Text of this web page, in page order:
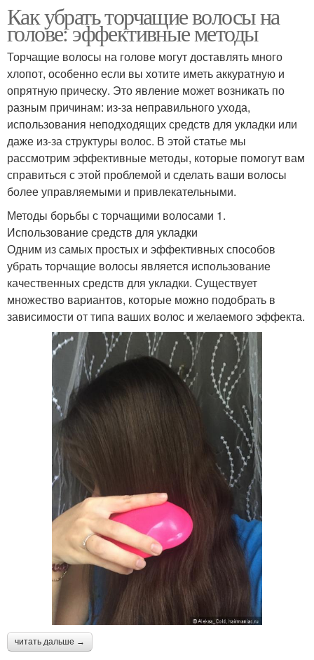
Как убрать торчащие волосы на
голове: эффективные методы
Торчащие волосы на голове могут доставлять много
хлопот, особенно если вы хотите иметь аккуратную и
опрятную прическу. Это явление может возникать по
разным причинам: из-за неправильного ухода,
использования неподходящих средств для укладки или
даже из-за структуры волос. В этой статье мы
рассмотрим эффективные методы, которые помогут вам
справиться с этой проблемой и сделать ваши волосы
более управляемыми и привлекательными.
Методы борьбы с торчащими волосами 1.
Использование средств для укладки
Одним из самых простых и эффективных способов
убрать торчащие волосы является использование
качественных средств для укладки. Существует
множество вариантов, которые можно подобрать в
зависимости от типа ваших волос и желаемого эффекта.
читать дальше →